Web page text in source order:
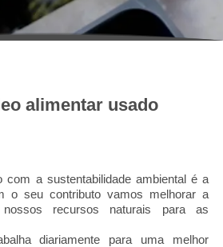
alimentar usado
com a sustentabilidade ambiental é a
o seu contributo vamos melhorar a
nossos recursos naturais para as
diariamente para uma melhor